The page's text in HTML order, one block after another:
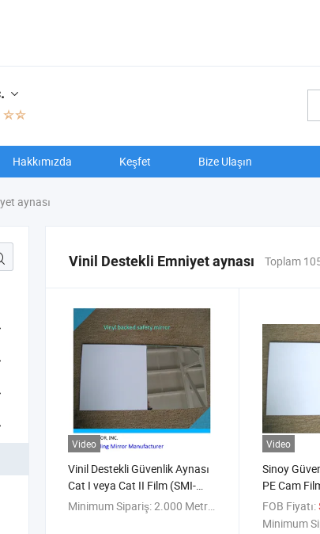
Hakkımızda Keşfet Bize Ulaşın
aynası
Vinil Destekli Emniyet aynası Toplam
Video
Vinil Destekli Güvenlik Aynası
Cat I veya Cat II Film (SMI-
VBM2000)
Minimum Sipariş:2.000 Metrekare
Video
Sinoy
PE Cam
FOB Fiyatı:
Minimum